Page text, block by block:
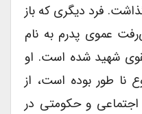
فرد دیگری که باز
عموی پدرم به نام
شهید شده است. او
طور بوده است، از
و حکومتی در